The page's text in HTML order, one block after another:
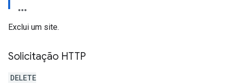
Exclui um site.
Solicitação HTTP
DELETE